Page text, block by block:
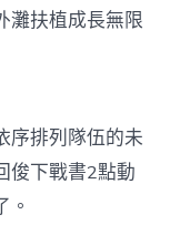
灘扶植成長無限
排列隊伍的未
俊下戰書2點動
。